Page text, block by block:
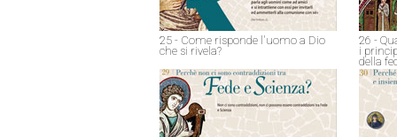
25 - Come risponde l'uomo a Dio
che si rivela?
26 -
i
della